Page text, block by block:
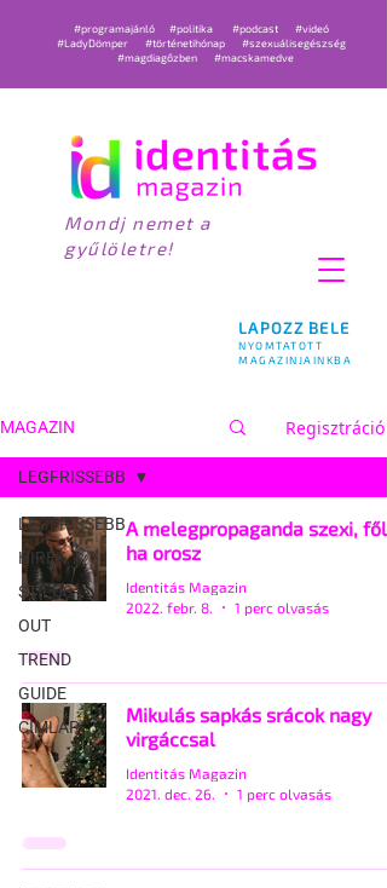
LAPOZZ BELE
NYOMTATOTT
MAGAZINJAINKBA
#programajánló #politika #podcast
#videó
#LadyDömper
#történetihónap
#szexuálisegészség
#magdiagőzben
#macskamedve
Mondj nemet a
gyűlöletre!
MAGAZIN Regisztráció
LEGFRISSEBB
HÍREK
STÍLUS
OUT
TREND
GUIDE
CÍMLAP
LEGFRISSEBB
A melegpropaganda szexi,
ha orosz
Identitás Magazin
2022. febr. 8.
1 perc olvasás
Mikulás sapkás srácok nagy
virgáccsal
Identitás Magazin
2021. dec. 26.
1 perc olvasás